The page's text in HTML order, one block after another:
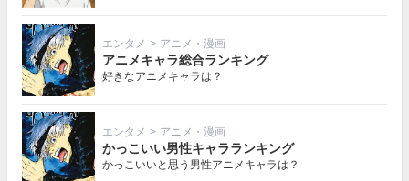
エンタメ > アニメ・漫画
アニメキャラ総合ランキング
好きなアニメキャラは？
エンタメ > アニメ・漫画
かっこいい男性キャラランキング
かっこいいと思う男性アニメキャラは？